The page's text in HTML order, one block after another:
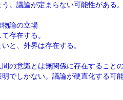
。議論が定まらない可能性がある。
物論の立場
存在する。
と、外界は存在する。
の意識とは無関係に存在すること
でしかない。議論が硬直化する可能